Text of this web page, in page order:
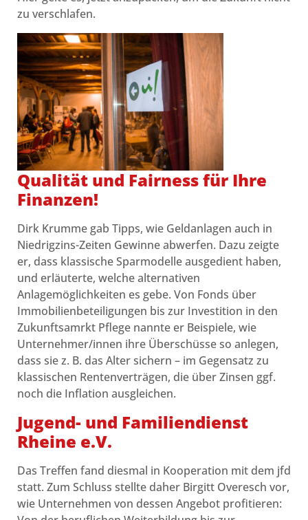
zu verschlafen.
Qualität und Fairness für Ihre
Finanzen!
Dirk Krumme gab Tipps, wie Geldanlagen auch in
Niedrigzins-Zeiten Gewinne abwerfen. Dazu zeigte
er, dass klassische Sparmodelle ausgedient haben,
und erläuterte, welche alternativen
Anlagemöglichkeiten es gebe. Von Fonds über
Immobilienbeteiligungen bis zur Investition in den
Zukunftsamrkt Pflege nannte er Beispiele, wie
Unternehmer/innen ihre Überschüsse so anlegen,
dass sie z. B. das Alter sichern – im Gegensatz zu
klassischen Rentenverträgen, die über Zinsen ggf.
noch die Inflation ausgleichen.
Jugend- und Familiendienst
Rheine e.V.
Das Treffen fand diesmal in Kooperation mit dem jfd
statt. Zum Schluss stellte daher Birgitt Overesch vor,
wie Unternehmen von dessen Angebot profitieren: